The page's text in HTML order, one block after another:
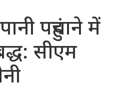
पहुंचाने में
सीएम